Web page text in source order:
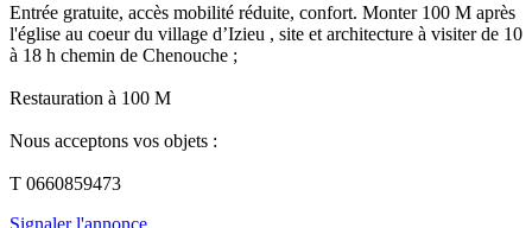
Entrée gratuite, accès mobilité réduite, confort. Monter 100 M après
l'église au coeur du village d’Izieu , site et architecture à visiter de 10
à 18 h chemin de Chenouche ;
Restauration à 100 M
Nous acceptons vos objets :
T 0660859473
Signaler l'annonce